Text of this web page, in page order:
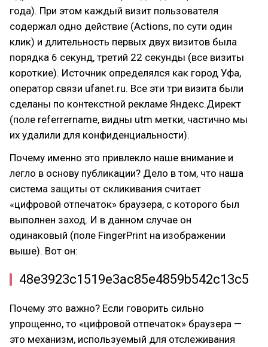
года). При этом каждый визит пользователя
содержал одно действие (Actions, по сути один
клик) и длительность первых двух визитов была
порядка 6 секунд, третий 22 секунды (все визиты
короткие). Источник определялся как город Уфа,
оператор связи ufanet.ru. Все эти три визита были
сделаны по контекстной рекламе Яндекс.Директ
(поле referrername, видны utm метки, частично мы
их удалили для конфиденциальности).
Почему именно это привлекло наше внимание и
легло в основу публикации? Дело в том, что наша
система защиты от скликивания считает
«цифровой отпечаток» браузера, с которого был
выполнен заход. И в данном случае он
одинаковый (поле FingerPrint на изображении
выше). Вот он:
48e3923c1519e3ac85e4859b542c13c5
Почему это важно? Если говорить сильно
упрощенно, то «цифровой отпечаток» браузера —
это механизм, используемый для отслеживания